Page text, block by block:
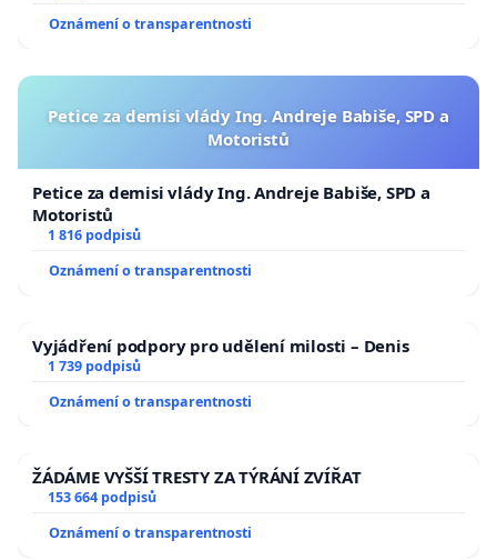
Oznámení o transparentnosti
Petice za demisi vlády Ing. Andreje Babiše, SPD a
Motoristů
Petice za demisi vlády Ing. Andreje Babiše, SPD a
Motoristů
1 816 podpisů
Oznámení o transparentnosti
Vyjádření podpory pro udělení milosti – Denis
1 739 podpisů
Oznámení o transparentnosti
ŽÁDÁME VYŠŠÍ TRESTY ZA TÝRÁNÍ ZVÍŘAT
153 664 podpisů
Oznámení o transparentnosti